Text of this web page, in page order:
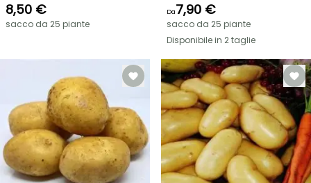
8,50 €
sacco da 25 piante
Da7,90 €
sacco da 25 piante
Disponibile in 2 taglie